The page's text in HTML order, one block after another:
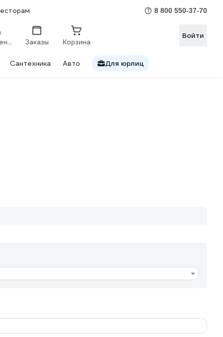
8 800 550-37-70
Сравнение Заказы Корзина
Войти
Сантехника Авто Для юрлиц